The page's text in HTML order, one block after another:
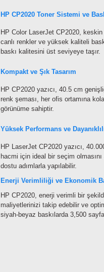
HP CP2020 Toner Sistemi ve
HP Color LaserJet CP2020,
canlı renkler ve yüksek kaliteli
baskı kalitesini üst seviyeye taşır.
Kompakt ve Şık Tasarım
HP CP2020 yazıcı, 40.5 cm
renk şeması, her ofis ortamına
görünüme sahiptir.
Yüksek Performans ve
HP LaserJet CP2020 yazıcı,
hacmi için ideal bir seçim
dostu adımlarla yapılabilir.
Enerji Verimliliği ve Ekonomik
HP CP2020, enerji verimli bir
maliyetlerinizi takip edebilir ve
siyah-beyaz baskılarda 3,500 sayfa